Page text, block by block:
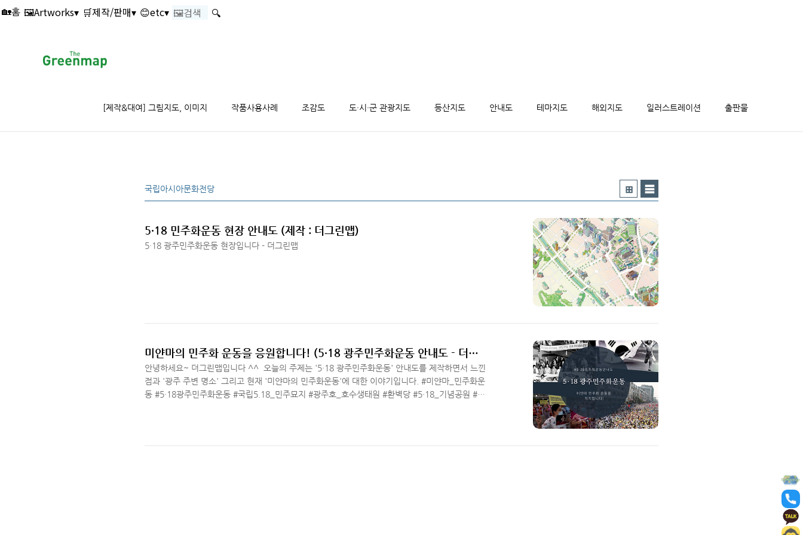
🏡홈 🖼️Artworks▾ 🛒제작/판매▾ 😊etc▾ 🔍
[제작&대여] 그림지도, 이미지 작품사용사례 조감도 도·시·군 관광지도 등산지도 안내도 테마지도 해외지도 일러스트레이션 출판물
국립아시아문화전당
5·18 민주화운동 현장 안내도 (제작 : 더그린맵)
5·18 광주민주화운동 현장입니다 - 더그린맵
미얀마의 민주화 운동을 응원합니다! (5·18 광주민주화운동 안내도 - 더그린맵)
안녕하세요~ 더그린맵입니다 ^^ ​ 오늘의 주제는 '5·18 광주민주화운동' 안내도를 제작하면서 느낀
점과 '광주 주변 명소' 그리고 현재 '미얀마의 민주화운동'에 대한 이야기입니다. #미얀마_민주화운
동 #5·18광주민주화운동 #국립5.18_민주묘지 #광주호_호수생태원 #환벽당 #5·18_기념공원 #문
폭행하고 억압을 하고 있다고 합니다. 더그린맵은 미얀마의 민주주의를 지지하며 자유롭고 안전하